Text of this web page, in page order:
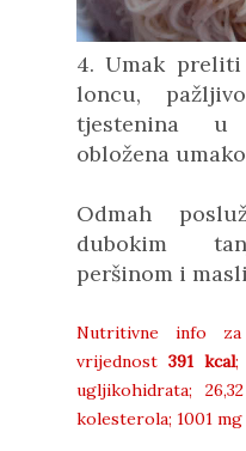
4. Umak
loncu,
tjestenina
obložena
Odmah
dubokim
peršinom i
Nutritivne info za
vrijednost391 kcal;
ugljikohidrata;
kolesterola; 1001